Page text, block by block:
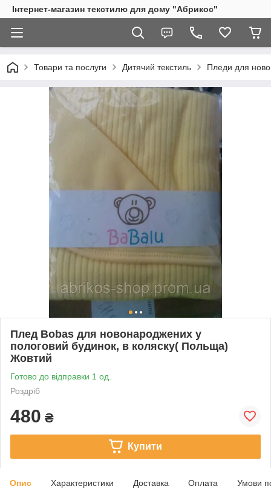
Інтернет-магазин текстилю для дому "Абрикос"
Товари та послуги Дитячий текстиль Пледи для
Плед Bobas для новонароджених у
пологовий будинок, в коляску( Польща)
Жовтий
Готово до відправки 1 од.
Роздріб
480 ₴
Купити
Опис Характеристики Доставка Оплата Умови